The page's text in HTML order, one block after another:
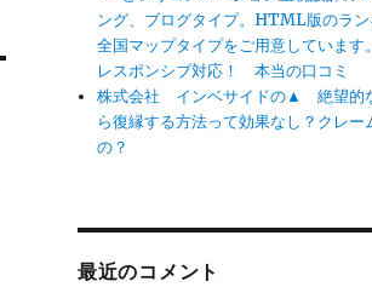
ング、ブログタイプ。HTML版のラン
全国マップタイプをご用意しています
レスポンシブ対応！ 本当の口コミ
株式会社 インベサイドの▲ 絶望的
ら復縁する方法って効果なし？クレー
の？
最近のコメント